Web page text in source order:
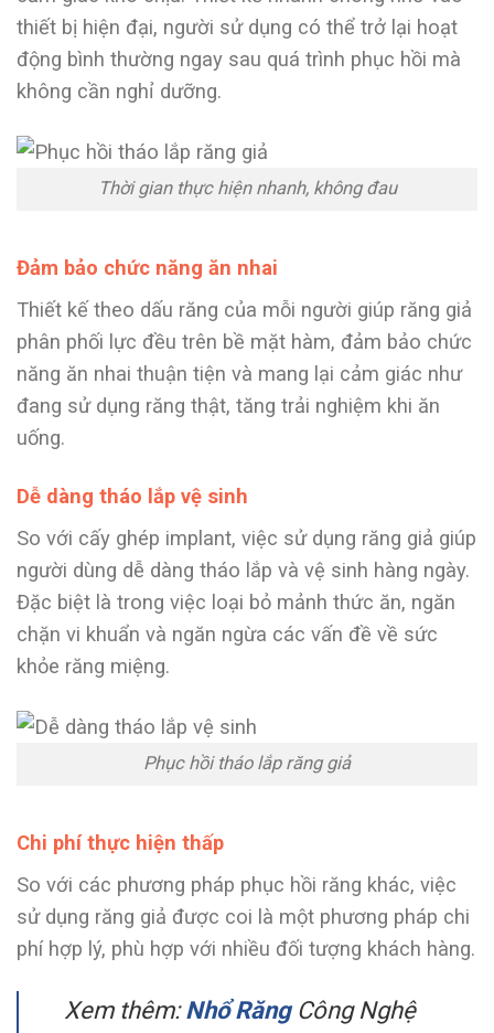
thiết bị hiện đại, người sử dụng có thể trở lại hoạt
động bình thường ngay sau quá trình phục hồi mà
không cần nghỉ dưỡng.
Thời gian thực hiện nhanh, không đau
Đảm bảo chức năng ăn nhai
Thiết kế theo dấu răng của mỗi người giúp răng giả
phân phối lực đều trên bề mặt hàm, đảm bảo chức
năng ăn nhai thuận tiện và mang lại cảm giác như
đang sử dụng răng thật, tăng trải nghiệm khi ăn
uống.
Dễ dàng tháo lắp vệ sinh
So với cấy ghép implant, việc sử dụng răng giả giúp
người dùng dễ dàng tháo lắp và vệ sinh hàng ngày.
Đặc biệt là trong việc loại bỏ mảnh thức ăn, ngăn
chặn vi khuẩn và ngăn ngừa các vấn đề về sức
khỏe răng miệng.
Phục hồi tháo lắp răng giả
Chi phí thực hiện thấp
So với các phương pháp phục hồi răng khác, việc
sử dụng răng giả được coi là một phương pháp chi
phí hợp lý, phù hợp với nhiều đối tượng khách hàng.
Xem thêm:Nhổ RăngCông Nghệ